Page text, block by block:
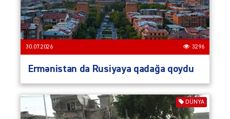
30.07.2026 3296
Ermənistan da Rusiyaya qadağa qoydu
DÜNYA